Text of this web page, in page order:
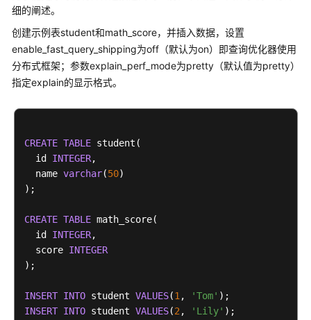
费
说
明
门
户
南
佳
践
细的阐述。
创建示例表student和math_score，并插入数据，设置
enable_fast_query_shipping为off（默认为on）即查询优化器使用
分布式框架；参数explain_perf_mode为pretty（默认值为pretty）
指定explain的显示格式。
CREATE TABLE student(
  id
INTEGER,
  name
varchar(50)
);
CREATE TABLE math_score(
  id
INTEGER,
  score
INTEGER
);
INSERT INTO student VALUES(1 , 'Tom'
INSERT INTO student VALUES(2 , 'Lily'